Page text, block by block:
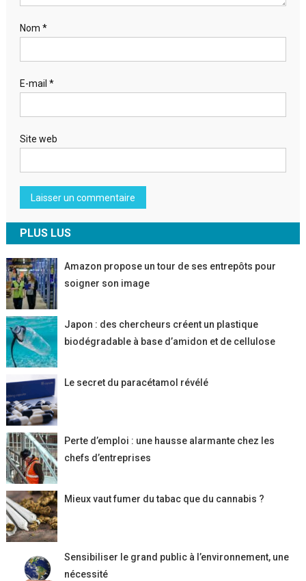
Nom *
E-mail *
Site web
PLUS LUS
Amazon propose un tour de ses entrepôts pour
soigner son image
Japon : des chercheurs créent un plastique
biodégradable à base d’amidon et de cellulose
Le secret du paracétamol révélé
Perte d’emploi : une hausse alarmante chez les
chefs d’entreprises
Mieux vaut fumer du tabac que du cannabis ?
Sensibiliser le grand public à l’environnement, une
nécessité